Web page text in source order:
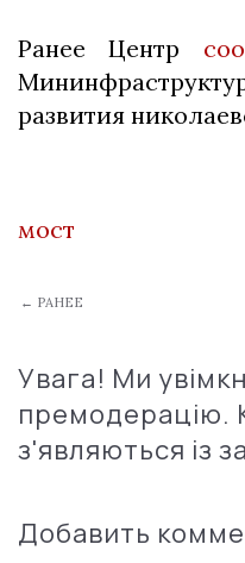
Ранее Центр
развития
мост
← РАНЕЕ
Увага! Ми
премодерацію.
з'являються із
Добавить